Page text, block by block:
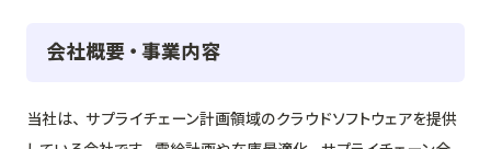
会社概要・事業内容
当社は、サプライチェーン計画領域のクラウドソフトウェアを提供